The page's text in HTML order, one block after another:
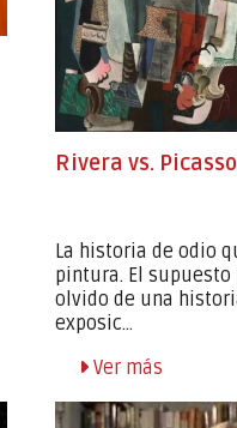
Rivera vs. Picasso
La historia de odio
pintura. El supuesto
olvido de una
exposic...
Ver más